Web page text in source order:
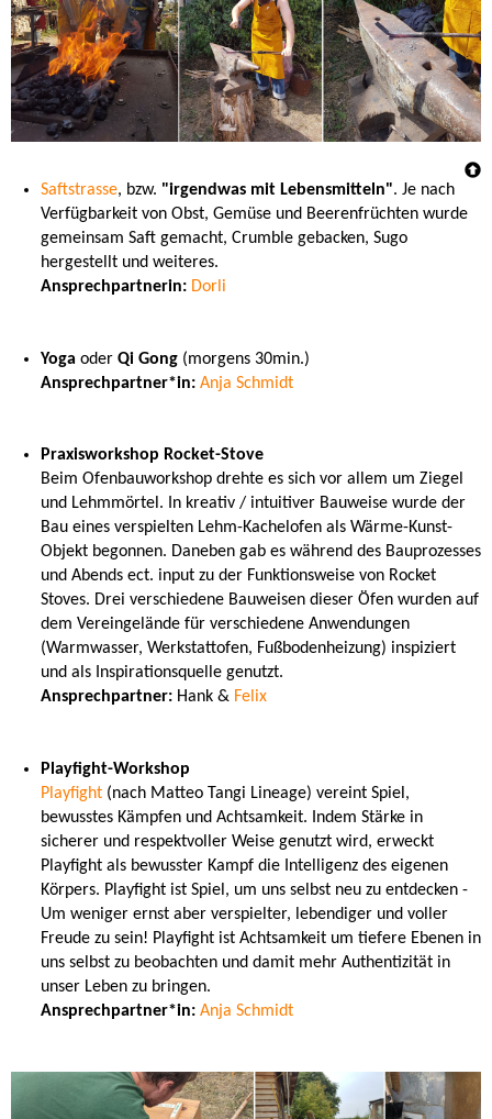
Saftstrasse, bzw. "irgendwas mit Lebensmitteln". Je nach
Verfügbarkeit von Obst, Gemüse und Beerenfrüchten wurde
gemeinsam Saft gemacht, Crumble gebacken, Sugo
hergestellt und weiteres.
Ansprechpartnerin: Dorli
Yoga oder Qi Gong (morgens 30min.)
Ansprechpartner*in: Anja Schmidt
Praxisworkshop Rocket-Stove
Beim Ofenbauworkshop drehte es sich vor allem um Ziegel
und Lehmmörtel. In kreativ / intuitiver Bauweise wurde der
Bau eines verspielten Lehm-Kachelofen als Wärme-Kunst-
Objekt begonnen. Daneben gab es während des Bauprozesses
und Abends ect. input zu der Funktionsweise von Rocket
Stoves. Drei verschiedene Bauweisen dieser Öfen wurden auf
dem Vereingelände für verschiedene Anwendungen
(Warmwasser, Werkstattofen, Fußbodenheizung) inspiziert
und als Inspirationsquelle genutzt.
Ansprechpartner: Hank & Felix
Playfight-Workshop
Playfight (nach Matteo Tangi Lineage) vereint Spiel,
bewusstes Kämpfen und Achtsamkeit. Indem Stärke in
sicherer und respektvoller Weise genutzt wird, erweckt
Playfight als bewusster Kampf die Intelligenz des eigenen
Körpers. Playfight ist Spiel, um uns selbst neu zu entdecken -
Um weniger ernst aber verspielter, lebendiger und voller
Freude zu sein! Playfight ist Achtsamkeit um tiefere Ebenen in
uns selbst zu beobachten und damit mehr Authentizität in
unser Leben zu bringen.
Ansprechpartner*in: Anja Schmidt